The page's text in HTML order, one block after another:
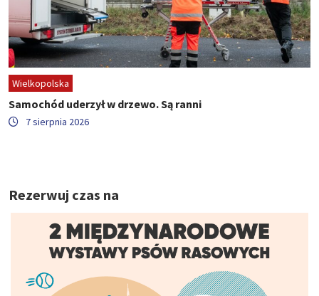
Wielkopolska
Samochód uderzył w drzewo. Są ranni
7 sierpnia 2026
Rezerwuj czas na